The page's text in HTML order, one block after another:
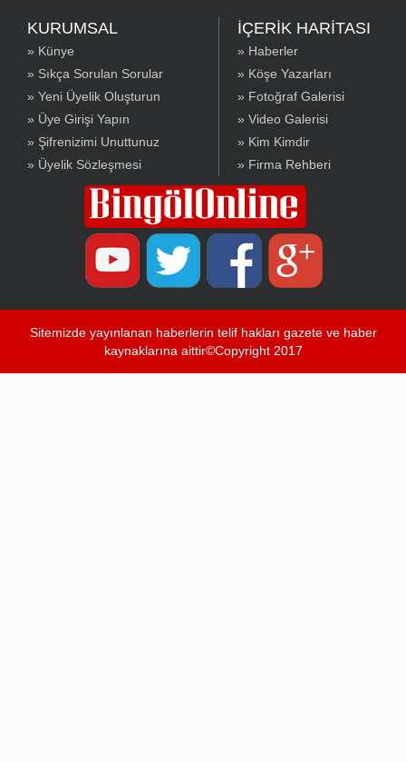
KURUMSAL
» Künye
» Sıkça Sorulan Sorular
» Yeni Üyelik Oluşturun
» Üye Girişi Yapın
» Şifrenizimi Unuttunuz
» Üyelik Sözleşmesi
İÇERİK HARİTASI
» Haberler
» Köşe Yazarları
» Fotoğraf Galerisi
» Video Galerisi
» Kim Kimdir
» Firma Rehberi
Sitemizde yayınlanan haberlerin telif hakları gazete ve haber
kaynaklarına aittir©Copyright 2017